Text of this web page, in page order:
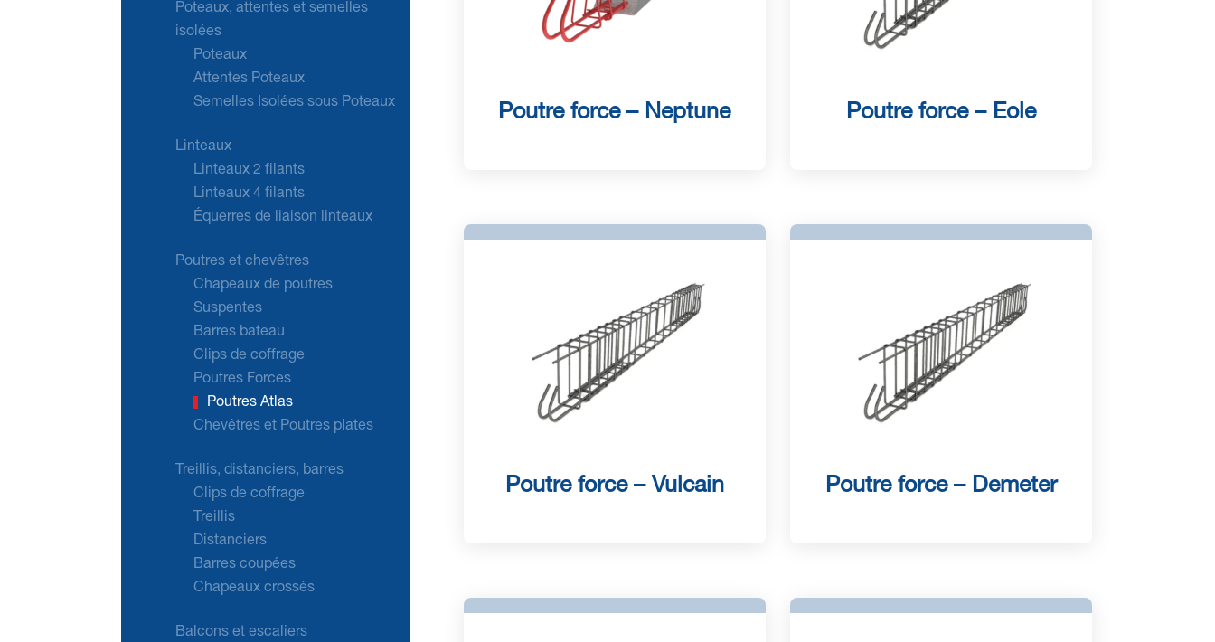
Poteaux, attentes et semelles
isolées
Poteaux
Attentes Poteaux
Semelles Isolées sous Poteaux
Linteaux
Linteaux 2 filants
Linteaux 4 filants
Équerres de liaison linteaux
Poutres et chevêtres
Chapeaux de poutres
Suspentes
Barres bateau
Clips de coffrage
Poutres Forces
Poutres Atlas
Chevêtres et Poutres plates
Treillis, distanciers, barres
Clips de coffrage
Treillis
Distanciers
Barres coupées
Chapeaux crossés
Balcons et escaliers
Poutre force – Neptune Poutre force – Eole
Poutre force – Vulcain Poutre force – Demeter